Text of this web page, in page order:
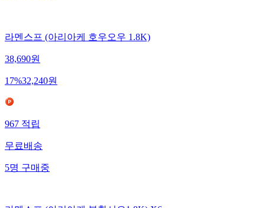
라멘스프 (아리아케 호우오우 1.8K)
38,690원
17%32,240원
967적립
무료배송
5명구매중